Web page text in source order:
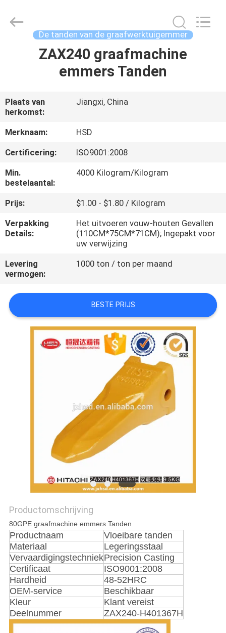
ONGEVEER
ONS
FABRIEKSREIS
KWALITEITSCONTROLE
CONTACTEER
VERZOEK
OM
EEN
CITAAT
Machinery
Spare
De tanden van de graafwerktuigemmer
ZAX240 graafmachine
emmers Tanden
Plaats van
herkomst:
Jiangxi, China
Merknaam:
HSD
Certificering:
ISO9001:2008
Min.
bestelaantal:
4000 Kilogram/Kilogram
Prijs:
$1.00 - $1.80 / Kilogram
Verpakking
Details:
Het uitvoeren vouw-houten Gevallen
(110CM*75CM*71CM); Ingepakt voor
uw verwijzing
Levering
vermogen:
1000 ton / ton per maand
BESTE PRIJS
Productomschrijving
80GPE graafmachine emmers Tanden
Productnaam
Vloeibare tanden
Materiaal
Legeringsstaal
VervaardigingstechniekPrecision Casting
Certificaat
ISO9001:2008
Hardheid
48-52HRC
OEM-service
Beschikbaar
Kleur
Klant vereist
Deelnummer
ZAX240-H401367H